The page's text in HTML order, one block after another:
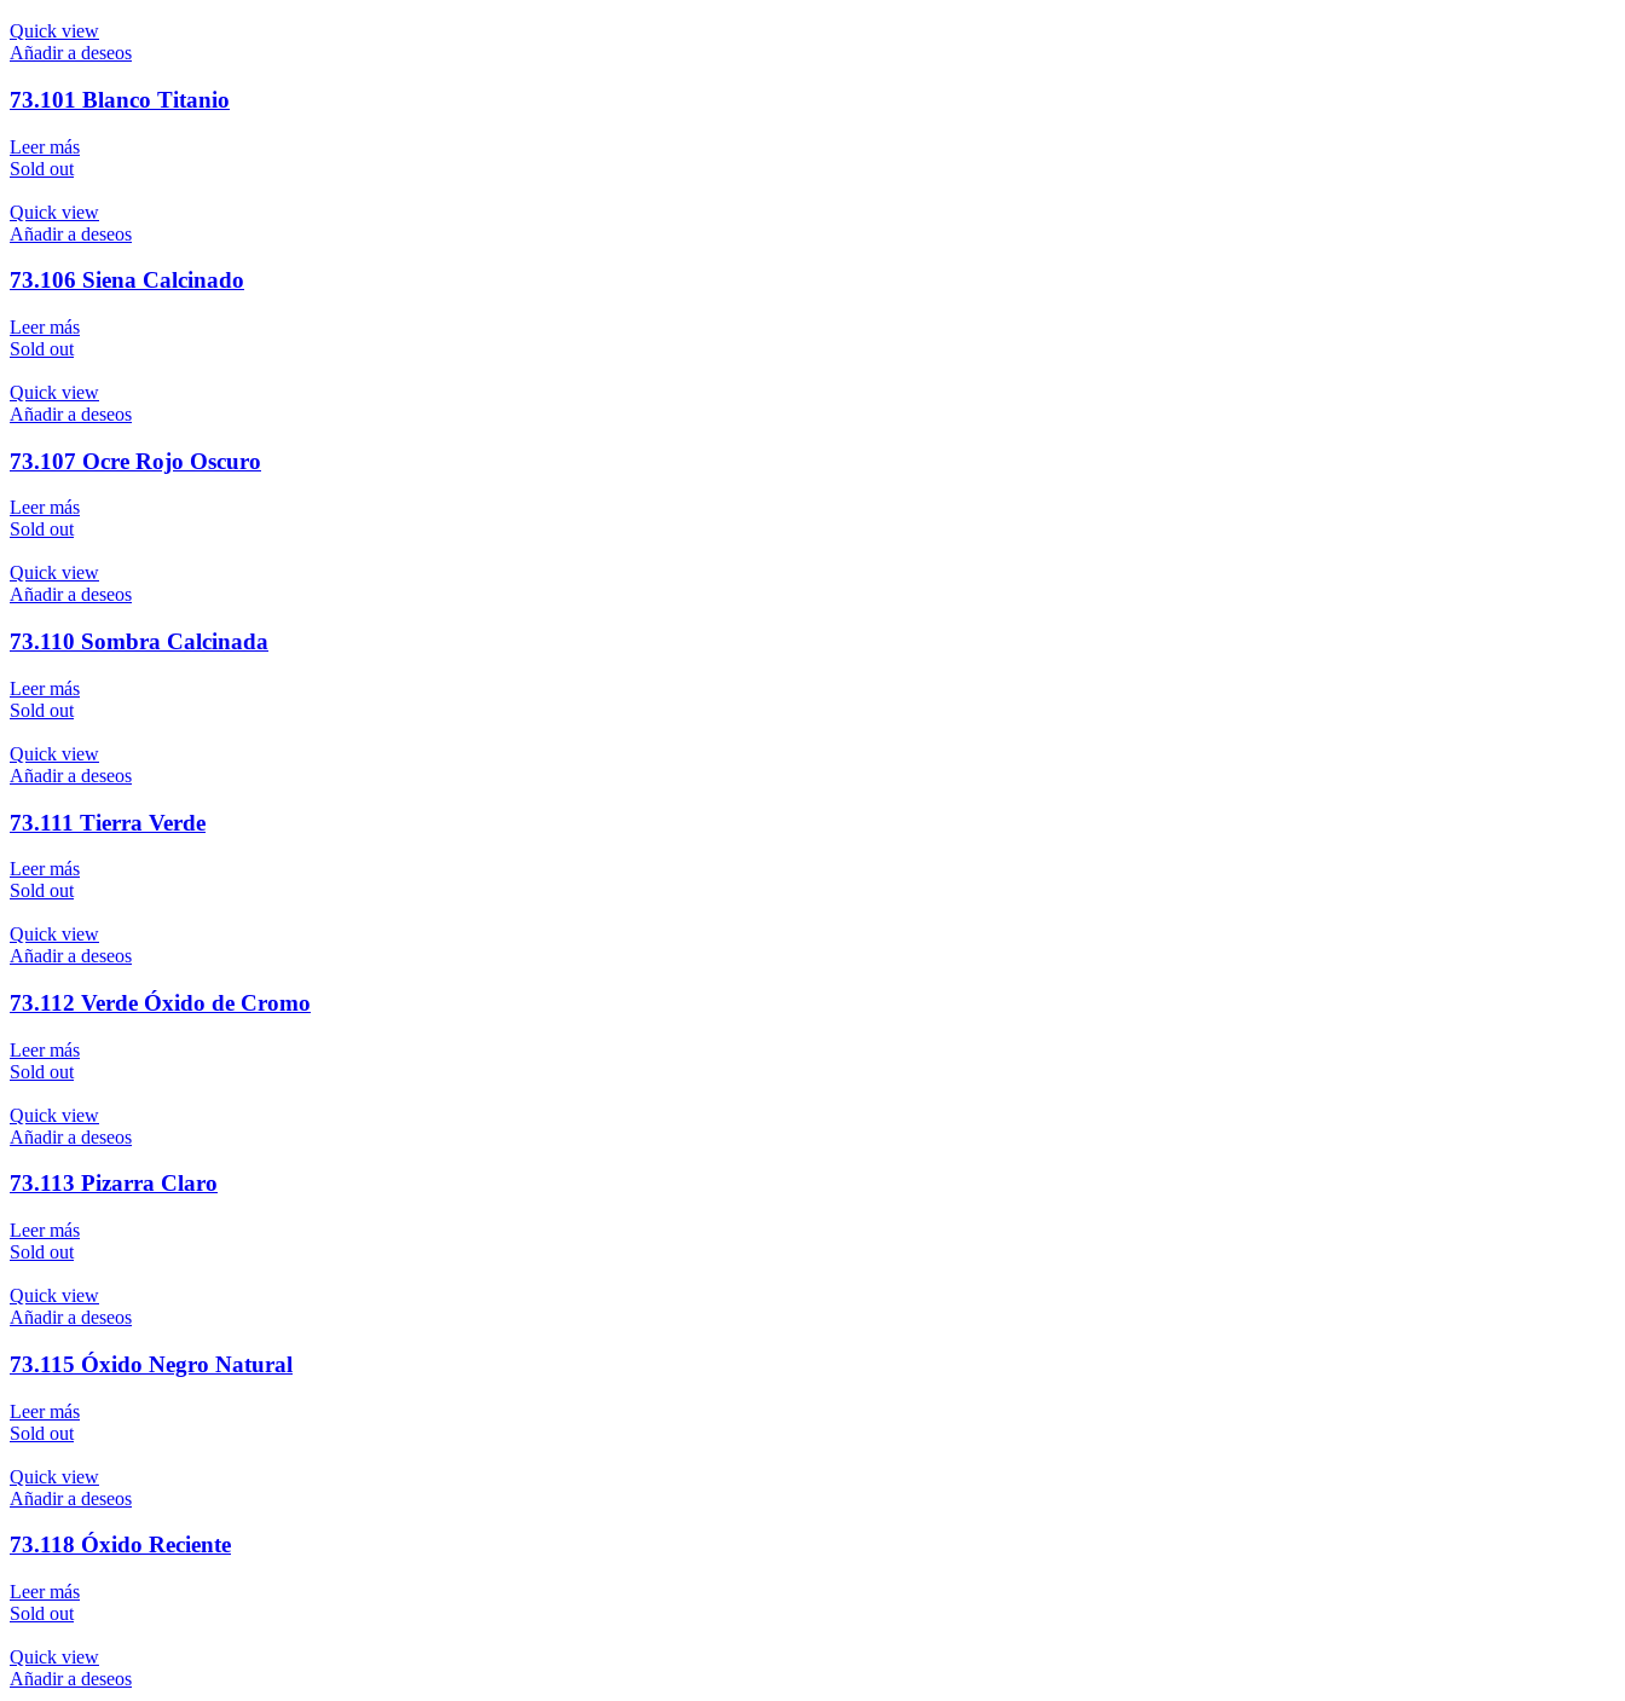
Quick view
Añadir a deseos
73.101 Blanco Titanio
Leer más
Sold out
Quick view
Añadir a deseos
73.106 Siena Calcinado
Leer más
Sold out
Quick view
Añadir a deseos
73.107 Ocre Rojo Oscuro
Leer más
Sold out
Quick view
Añadir a deseos
73.110 Sombra Calcinada
Leer más
Sold out
Quick view
Añadir a deseos
73.111 Tierra Verde
Leer más
Sold out
Quick view
Añadir a deseos
73.112 Verde Óxido de Cromo
Leer más
Sold out
Quick view
Añadir a deseos
73.113 Pizarra Claro
Leer más
Sold out
Quick view
Añadir a deseos
73.115 Óxido Negro Natural
Leer más
Sold out
Quick view
Añadir a deseos
73.118 Óxido Reciente
Leer más
Sold out
Quick view
Añadir a deseos